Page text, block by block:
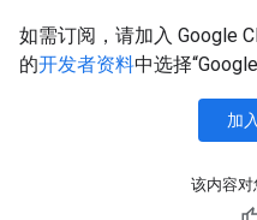
如需订阅，请加入 Google
的开发者资料中选择
加
该内容对